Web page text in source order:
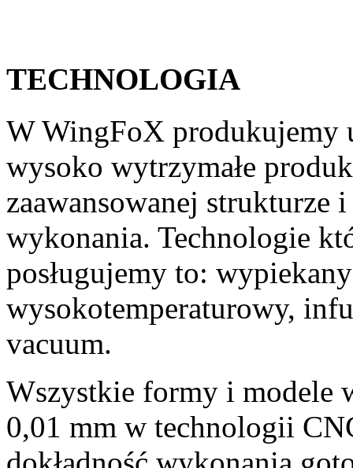
TECHNOLOGIA
W WingFoX produkujemy
wysoko wytrzymałe
zaawansowanej strukturze
wykonania. Technologie
posługujemy to:
wysokotemperaturowy,
vacuum.
Wszystkie formy i modele
0,01 mm w technologii